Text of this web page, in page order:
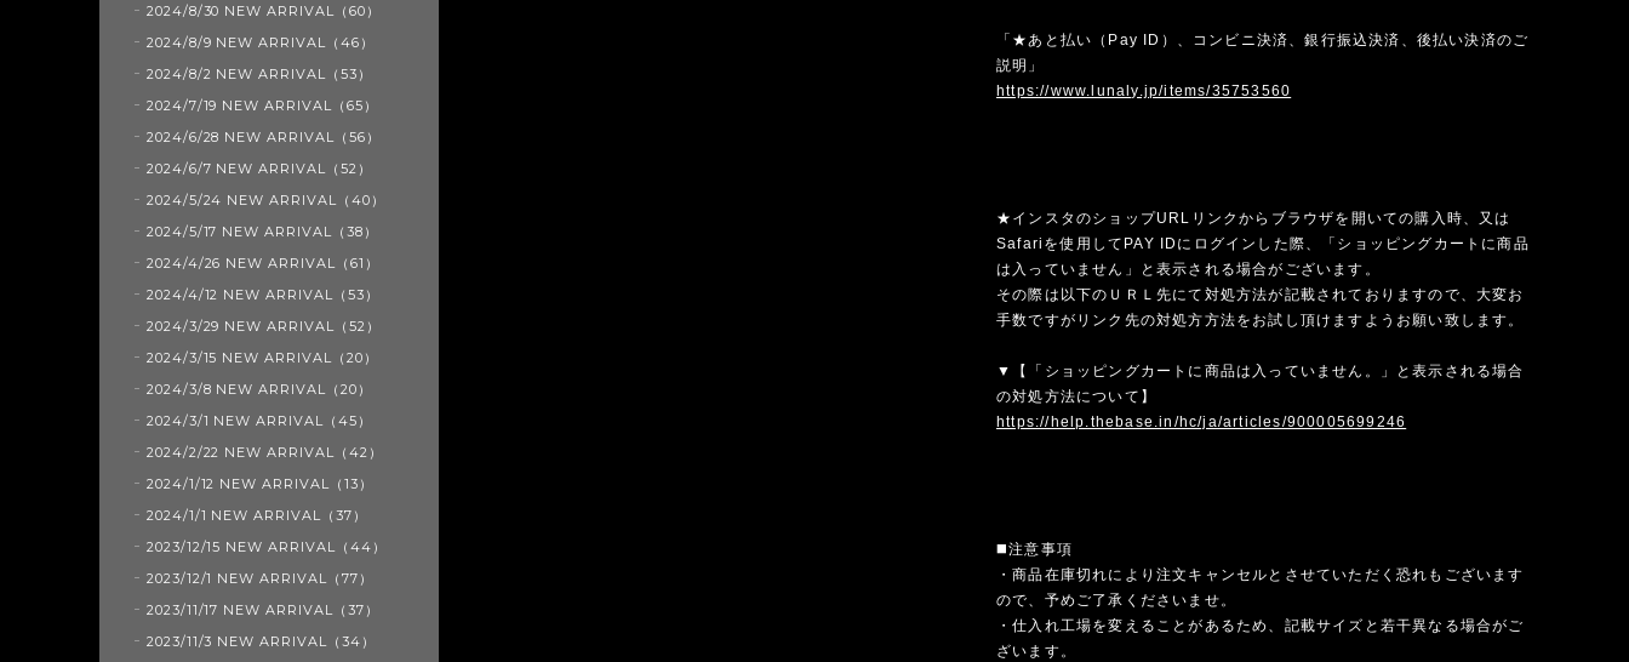
「★あと払い（Pay ID）、コンビニ決済、銀行振込決済、後払い決済のご
説明」
https://www.lunaly.jp/items/35753560
★インスタのショップURLリンクからブラウザを開いての購入時、又は
Safariを使用してPAY IDにログインした際、「ショッピングカートに商品
は入っていません」と表示される場合がございます。
その際は以下のＵＲＬ先にて対処方法が記載されておりますので、大変お
手数ですがリンク先の対処方方法をお試し頂けますようお願い致します。
▼【「ショッピングカートに商品は入っていません。」と表示される場合
の対処方法について】
https://help.thebase.in/hc/ja/articles/900005699246
◼️注意事項
・商品在庫切れにより注文キャンセルとさせていただく恐れもございます
ので、予めご了承くださいませ。
・仕入れ工場を変えることがあるため、記載サイズと若干異なる場合がご
ざいます。
2024/8/30 NEW ARRIVAL（60）
2024/8/9 NEW ARRIVAL（46）
2024/8/2 NEW ARRIVAL（53）
2024/7/19 NEW ARRIVAL（65）
2024/6/28 NEW ARRIVAL（56）
2024/6/7 NEW ARRIVAL（52）
2024/5/24 NEW ARRIVAL（40）
2024/5/17 NEW ARRIVAL（38）
2024/4/26 NEW ARRIVAL（61）
2024/4/12 NEW ARRIVAL（53）
2024/3/29 NEW ARRIVAL（52）
2024/3/15 NEW ARRIVAL（20）
2024/3/8 NEW ARRIVAL（20）
2024/3/1 NEW ARRIVAL（45）
2024/2/22 NEW ARRIVAL（42）
2024/1/12 NEW ARRIVAL（13）
2024/1/1 NEW ARRIVAL（37）
2023/12/15 NEW ARRIVAL（44）
2023/12/1 NEW ARRIVAL（77）
2023/11/17 NEW ARRIVAL（37）
2023/11/3 NEW ARRIVAL（34）